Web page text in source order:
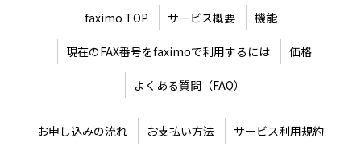
faximo TOP サービス概要 機能
現在のFAX番号をfaximoで利用するには 価格
よくある質問（FAQ）
お申し込みの流れ お支払い方法 サービス利用規約